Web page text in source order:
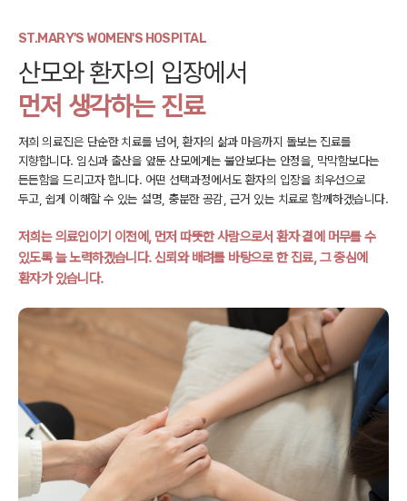
ST.MARY'S WOMEN'S HOSPITAL
산모와 환자의 입장에서
먼저 생각하는 진료
저희 의료진은 단순한 치료를 넘어, 환자의 삶과 마음까지 돌보는 진료를
지향합니다. 임신과 출산을 앞둔 산모에게는 불안보다는 안정을, 막막함보다는
든든함을 드리고자 합니다. 어떤 선택과정에서도 환자의 입장을 최우선으로
두고, 쉽게 이해할 수 있는 설명, 충분한 공감, 근거 있는 치료로 함께하겠습니다.
저희는 의료인이기 이전에, 먼저 따뜻한 사람으로서환자 곁에 머무를 수
있도록 늘 노력하겠습니다.신뢰와 배려를 바탕으로 한 진료, 그 중심에
환자가 있습니다.